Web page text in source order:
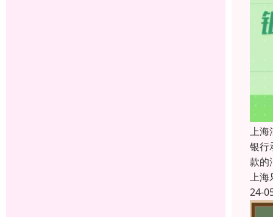
上海
银行
款的
上海
24-